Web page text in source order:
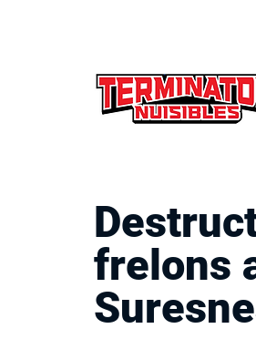
frelons